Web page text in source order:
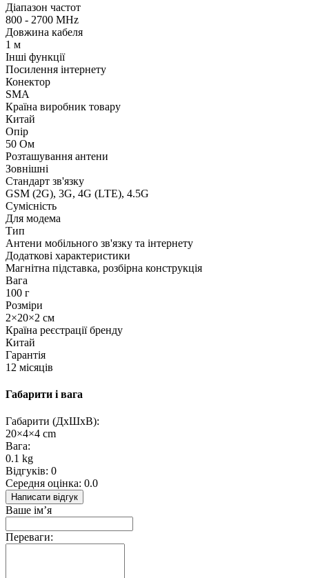
Діапазон частот
800 - 2700 MHz
Довжина кабеля
1 м
Інші функції
Посилення інтернету
Конектор
SMA
Країна виробник товару
Китай
Опір
50 Ом
Розташування антени
Зовнішні
Стандарт зв'язку
GSM (2G), 3G, 4G (LTE), 4.5G
Сумісність
Для модема
Тип
Антени мобільного зв'язку та інтернету
Додаткові характеристики
Магнітна підставка, розбірна конструкція
Вага
100 г
Розміри
2×20×2 см
Країна реєстрації бренду
Китай
Гарантія
12 місяців
Габарити і вага
Габарити (ДхШхВ):
20×4×4 cm
Вага:
0.1 kg
Відгуків: 0
Середня оцінка: 0.0
Написати відгук
Ваше ім’я
Переваги: